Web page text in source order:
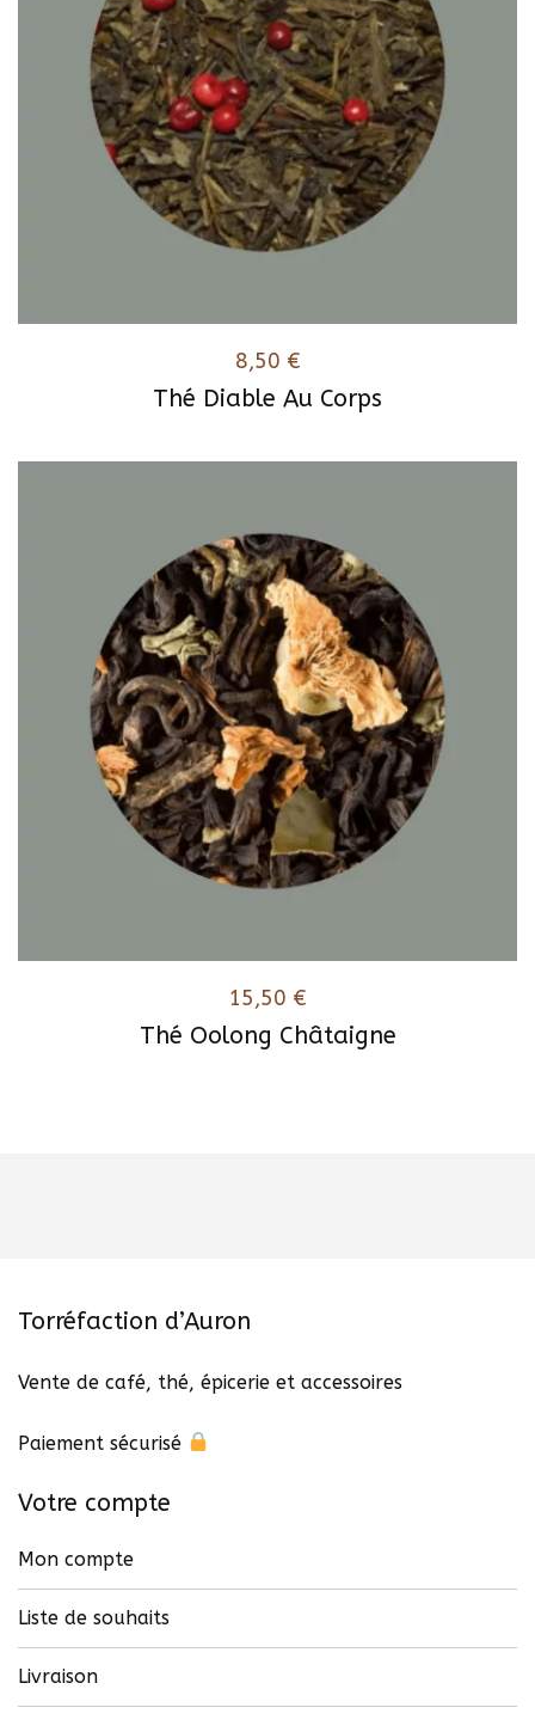
Thé Diable Au Corps
8,50 €
Thé Oolong Châtaigne
15,50 €
Torréfaction d’Auron
Vente de café, thé, épicerie et accessoires
Paiement sécurisé
Votre compte
Mon compte
Liste de souhaits
Livraison